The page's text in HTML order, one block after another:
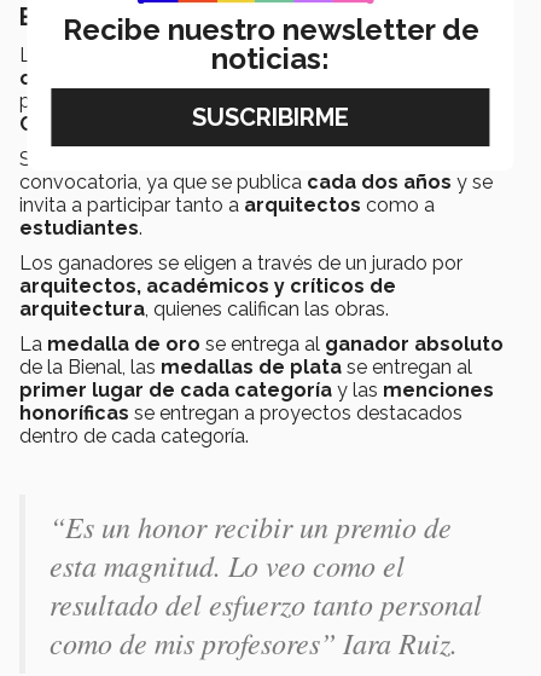
Bienal Regional de Arquitectura
La misión de la Bienal esidentificar las mejores
obras
propiciar una
Contemporánea responsable y sustentable
Su nombre hace alusión a la periodicidad de la
convocatoria, ya que se publica cada dos años y se
invita a participar tanto a arquitectos como a
estudiantes.
Los ganadores se eligen a través de un jurado por
arquitectos, académicos y críticos de
arquitectura, quienes califican las obras.
La medalla de oro se entrega al ganador absoluto
de la Bienal, las medallas de plata se entregan al
primer lugar de cada categoría y las menciones
honoríficas se entregan a proyectos destacados
dentro de cada categoría.
“Es un honor recibir un premio de
esta magnitud. Lo veo como el
resultado del esfuerzo tanto personal
como de mis profesores” Iara Ruiz.
Recibe nuestro newsletter de
noticias: